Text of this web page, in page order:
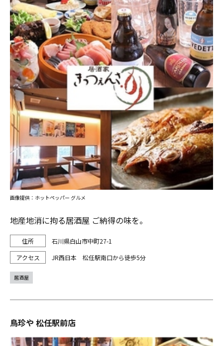
地産地消に拘る居酒屋 ご納得の味を。
石川県白山市中町27-1
JR西日本 松任駅南口から徒歩5分
画像提供：ホットペッパー グルメ
居酒屋
鳥珍や 松任駅前店